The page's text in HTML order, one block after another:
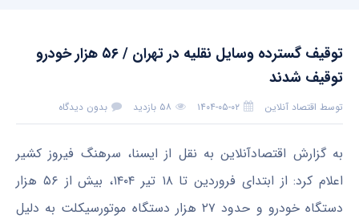
توقیف گسترده وسایل نقلیه در تهران / ۵۶ هزار خودرو
توقیف شدند
توسط اقتصاد آنلاین ۱۴۰۴-۰۵-۰۲ ۵۸ بازدید بدون دیدگاه
به گزارش اقتصادآنلاین به نقل از ایسنا، سرهنگ فیروز کشیر
اعلام کرد: از ابتدای فروردین تا ۱۸ تیر ۱۴۰۴، بیش از ۵۶ هزار
دستگاه خودرو و حدود ۲۷ هزار دستگاه موتورسیکلت به دلیل